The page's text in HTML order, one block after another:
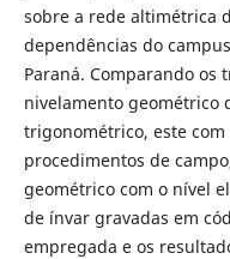
sobre a rede altimétrica
dependências do
Paraná. Comparando os
nivelamento geométrico
trigonométrico, este
procedimentos de
geométrico com o nível
de ínvar gravadas em
empregada e os